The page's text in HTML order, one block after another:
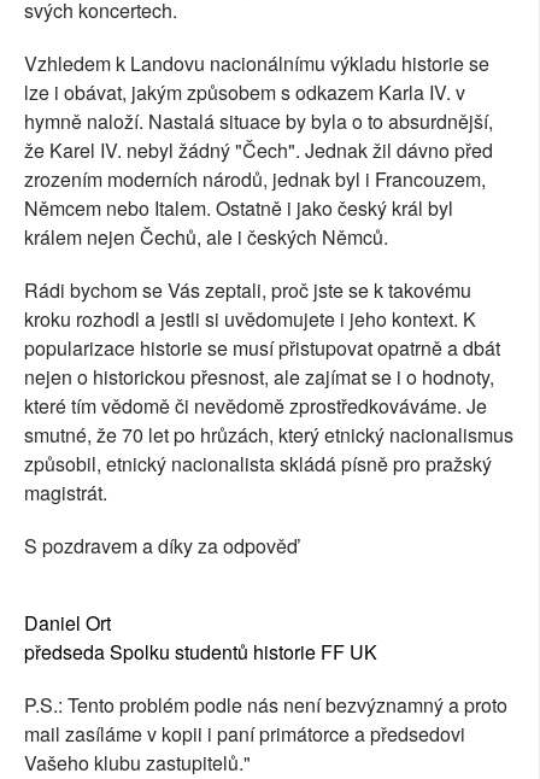
svých koncertech.
Vzhledem k Landovu nacionálnímu výkladu historie se
lze i obávat, jakým způsobem s odkazem Karla IV. v
hymně naloží. Nastalá situace by byla o to absurdnější,
že Karel IV. nebyl žádný "Čech". Jednak žil dávno před
zrozením moderních národů, jednak byl i Francouzem,
Němcem nebo Italem. Ostatně i jako český král byl
králem nejen Čechů, ale i českých Němců.
Rádi bychom se Vás zeptali, proč jste se k takovému
kroku rozhodl a jestli si uvědomujete i jeho kontext. K
popularizace historie se musí přistupovat opatrně a dbát
nejen o historickou přesnost, ale zajímat se i o hodnoty,
které tím vědomě či nevědomě zprostředkováváme. Je
smutné, že 70 let po hrůzách, který etnický nacionalismus
způsobil, etnický nacionalista skládá písně pro pražský
magistrát.
S pozdravem a díky za odpověď
Daniel Ort
předseda Spolku studentů historie FF UK
P.S.: Tento problém podle nás není bezvýznamný a proto
mail zasíláme v kopii i paní primátorce a předsedovi
Vašeho klubu zastupitelů."